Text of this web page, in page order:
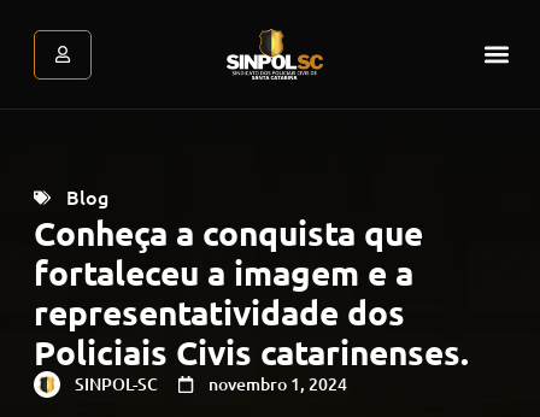
Blog
Conheça a conquista que
fortaleceu a imagem e a
representatividade dos
Policiais Civis catarinenses.
SINPOL-SC novembro 1, 2024